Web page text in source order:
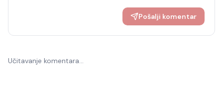
Pošalji komentar
Učitavanje komentara…